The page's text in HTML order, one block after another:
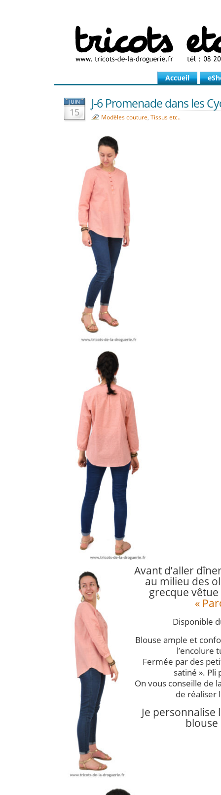
Accueil
JUIN
15
J-6 Promenade dans les
Modèles couture, Tissus etc..
Avant d’aller
au milieu des
grecque
«
Disponible
Blouse ample et
l’encolure
Fermée par des
satiné ». Pli
On vous conseille de
de réaliser
Je personnalise
blouse